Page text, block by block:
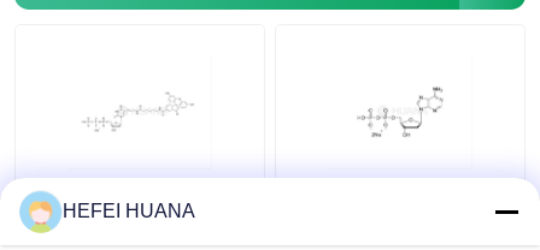
Fluoresceína-12-dUTP
Solução sódica de 1
HEFEI HUANA